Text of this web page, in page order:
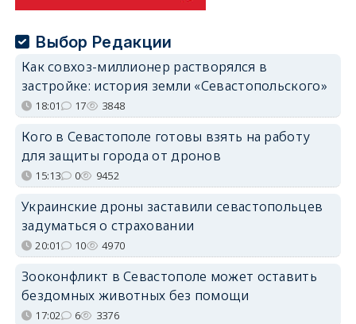
Выбор Редакции
Как совхоз-миллионер растворялся в
застройке: история земли «Севастопольского»
18:01 17 3848
Кого в Севастополе готовы взять на работу
для защиты города от дронов
15:13 0 9452
Украинские дроны заставили севастопольцев
задуматься о страховании
20:01 10 4970
Зооконфликт в Севастополе может оставить
бездомных животных без помощи
17:02 6 3376